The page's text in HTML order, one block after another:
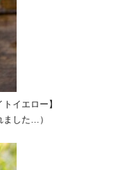
イエロー】
ました…）